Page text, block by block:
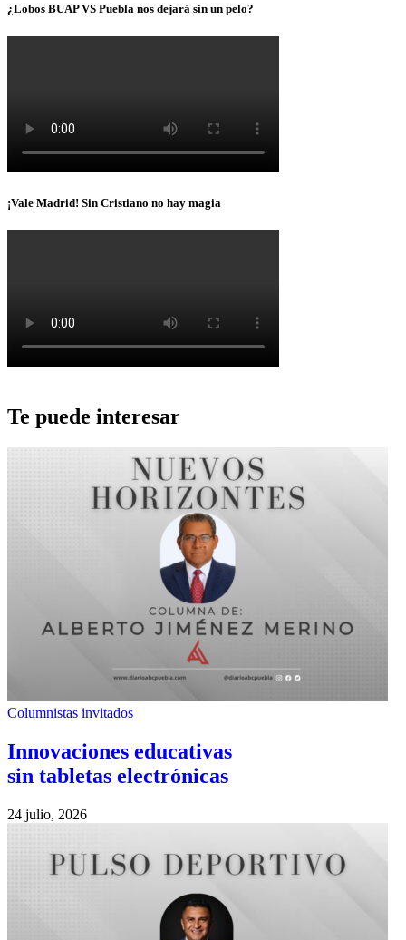
¿Lobos BUAP VS Puebla nos dejará sin un pelo?
¡Vale Madrid! Sin Cristiano no hay magia
Te puede interesar
Columnistas invitados
Innovaciones educativas
sin tabletas electrónicas
24 julio, 2026